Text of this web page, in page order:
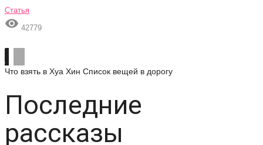
Статья
 42779
Что взять в Хуа Хин Список вещей в дорогу
Последние
рассказы